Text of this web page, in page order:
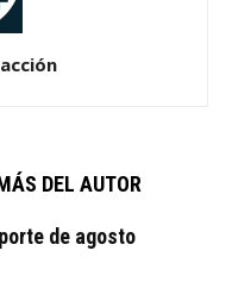
DEL AUTOR
de agosto